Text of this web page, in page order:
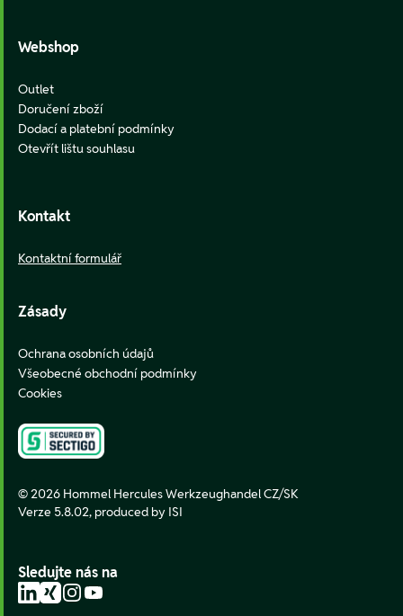
Webshop
Outlet
Doručení zboží
Dodací a platební podmínky
Otevřít lištu souhlasu
Kontakt
Kontaktní formulář
Zásady
Ochrana osobních údajů
Všeobecné obchodní podmínky
Cookies
© 2026 Hommel Hercules Werkzeughandel CZ/SK
Verze 5.8.02, produced by ISI
Sledujte nás na
LinkedIn
XingInstagram
YouTube